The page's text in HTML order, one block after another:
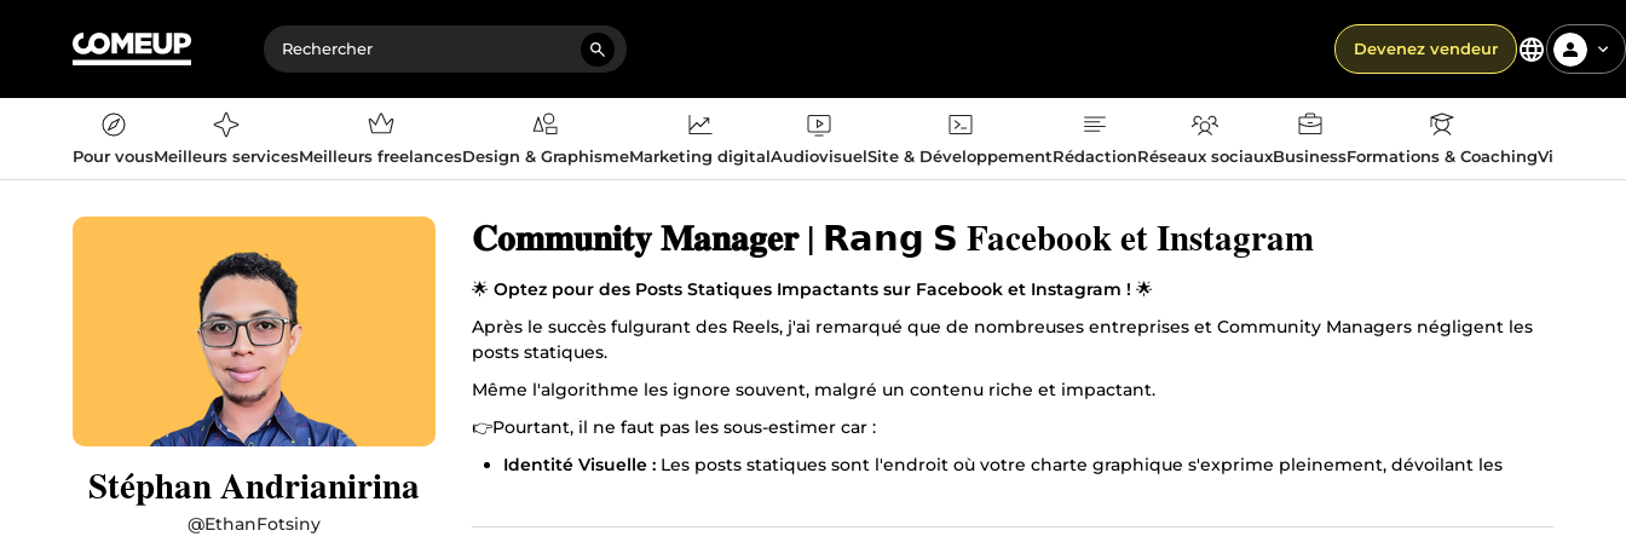
Devenez vendeur
Pour vousMeilleurs servicesMeilleurs freelancesDesign & GraphismeMarketing digitalAudiovisuelSite & DéveloppementRédactionRéseaux sociauxBusinessFormations & CoachingVie
Stéphan Andrianirina
@EthanFotsiny
𝐂𝐨𝐦𝐦𝐮𝐧𝐢𝐭𝐲 𝐌𝐚𝐧𝐚𝐠𝐞𝐫 | 𝗥𝗮𝗻𝗴 𝗦 Facebook et Instagram
🌟 Optez pour des Posts Statiques Impactants sur Facebook et Instagram ! 🌟
Après le succès fulgurant des Reels, j'ai remarqué que de nombreuses entreprises et Community Managers négligent les
posts statiques.
Même l'algorithme les ignore souvent, malgré un contenu riche et impactant.
👉Pourtant, il ne faut pas les sous-estimer car :
Identité Visuelle : Les posts statiques sont l'endroit où votre charte graphique s'exprime pleinement, dévoilant les